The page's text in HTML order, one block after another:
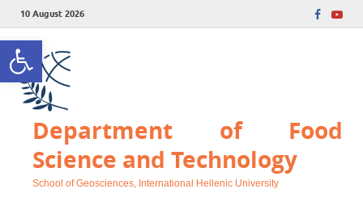
Open toolbar
10 August 2026
Department of Food
Science and Technology
School of Geosciences, International Hellenic University